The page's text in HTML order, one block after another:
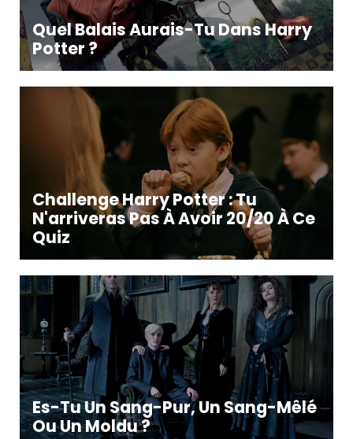
Quel Balais Aurais-Tu Dans Harry
Potter ?
Challenge Harry Potter : Tu
N'arriveras Pas À Avoir 20/20 À Ce
Quiz
Es-Tu Un Sang-Pur, Un Sang-Mêlé
Ou Un Moldu ?